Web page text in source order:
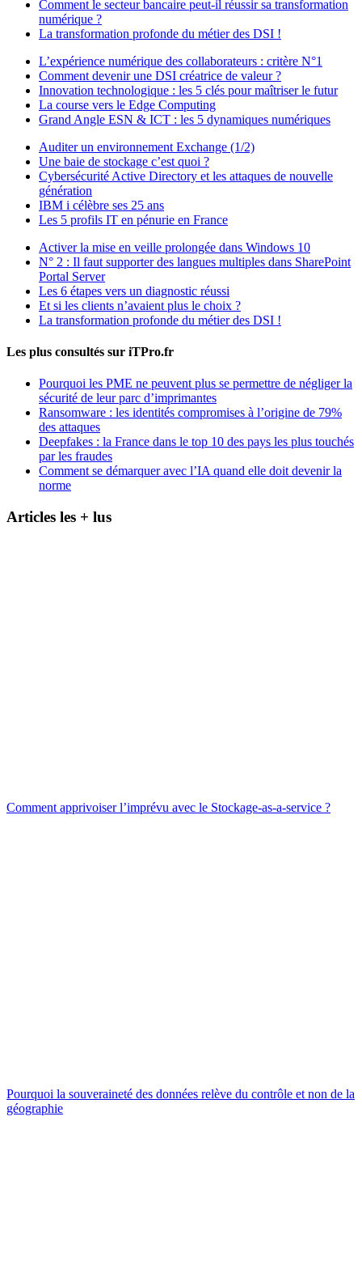
Comment le secteur bancaire peut-il réussir sa transformation
numérique ?
La transformation profonde du métier des DSI !
L’expérience numérique des collaborateurs : critère N°1
Comment devenir une DSI créatrice de valeur ?
Innovation technologique : les 5 clés pour maîtriser le futur
La course vers le Edge Computing
Grand Angle ESN & ICT : les 5 dynamiques numériques
Auditer un environnement Exchange (1/2)
Une baie de stockage c’est quoi ?
Cybersécurité Active Directory et les attaques de nouvelle
génération
IBM i célèbre ses 25 ans
Les 5 profils IT en pénurie en France
Activer la mise en veille prolongée dans Windows 10
N° 2 : Il faut supporter des langues multiples dans SharePoint
Portal Server
Les 6 étapes vers un diagnostic réussi
Et si les clients n’avaient plus le choix ?
La transformation profonde du métier des DSI !
Les plus consultés sur iTPro.fr
Pourquoi les PME ne peuvent plus se permettre de négliger la
sécurité de leur parc d’imprimantes
Ransomware : les identités compromises à l’origine de 79%
des attaques
Deepfakes : la France dans le top 10 des pays les plus touchés
par les fraudes
Comment se démarquer avec l’IA quand elle doit devenir la
norme
Articles les + lus
Comment apprivoiser l’imprévu avec le Stockage-as-a-service ?
Pourquoi la souveraineté des données relève du contrôle et non de la
géographie